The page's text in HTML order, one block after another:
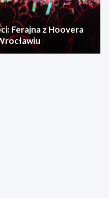
Ferajna z Hoovera